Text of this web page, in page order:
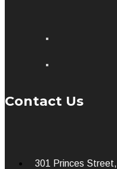
Contact Us
301 Princes